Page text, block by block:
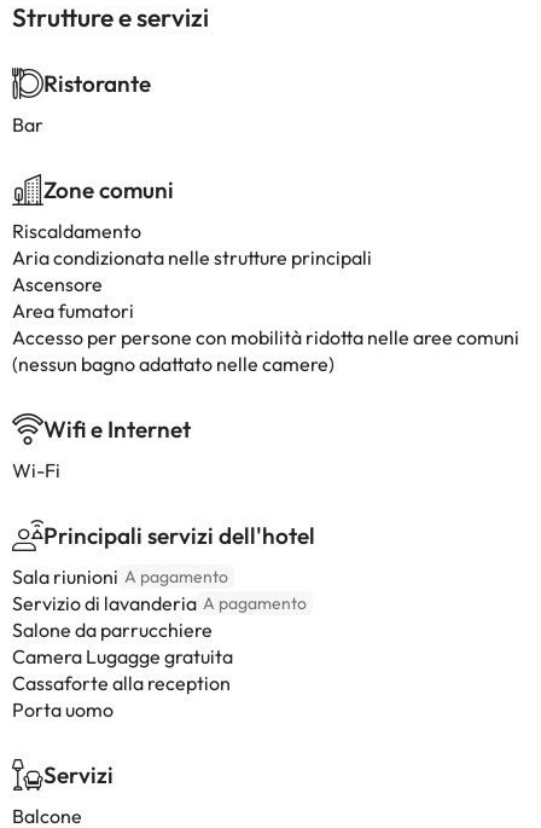
Strutture e servizi
Ristorante
Bar
Zone comuni
Riscaldamento
Aria condizionata nelle strutture principali
Ascensore
Area fumatori
Accesso per persone con mobilità ridotta nelle aree comuni
(nessun bagno adattato nelle camere)
Wifi e Internet
Wi-Fi
Principali servizi dell'hotel
Sala riunioni A pagamento
Servizio di lavanderia A pagamento
Salone da parrucchiere
Camera Lugagge gratuita
Cassaforte alla reception
Porta uomo
Servizi
Balcone